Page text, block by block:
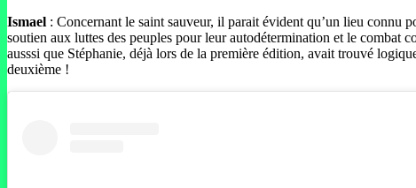
Ismael : Concernant le saint sauveur, il parait évident qu’un lieu connu
soutien aux luttes des peuples pour leur autodétermination et le combat
ausssi que Stéphanie, déjà lors de la première édition, avait trouvé
deuxième !